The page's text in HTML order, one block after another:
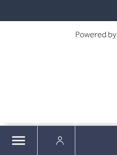
Powered by